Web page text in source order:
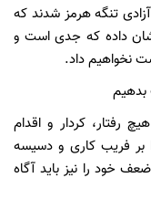
تنگه هرمز شدند که
نشان داده که جدی است و
نخواهیم داد.
بدهیم
رفتار، کردار و اقدام
بر فریب کاری و دسیسه
خود را نیز باید آگاه